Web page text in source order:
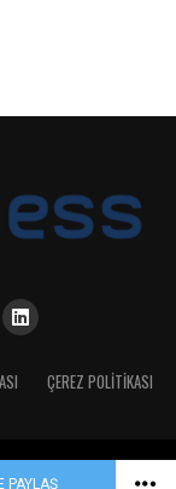
PAYLAŞ
ÇEREZ POLITIKASI